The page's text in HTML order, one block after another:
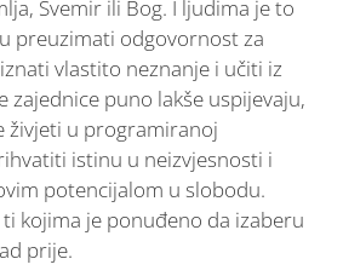
Svemir ili Bog. I ljudima je to
preuzimati odgovornost za
vlastito neznanje i učiti iz
zajednice puno lakše uspijevaju,
živjeti u programiranoj
istinu u neizvjesnosti i
potencijalom u slobodu.
kojima je ponuđeno da izaberu
prije.